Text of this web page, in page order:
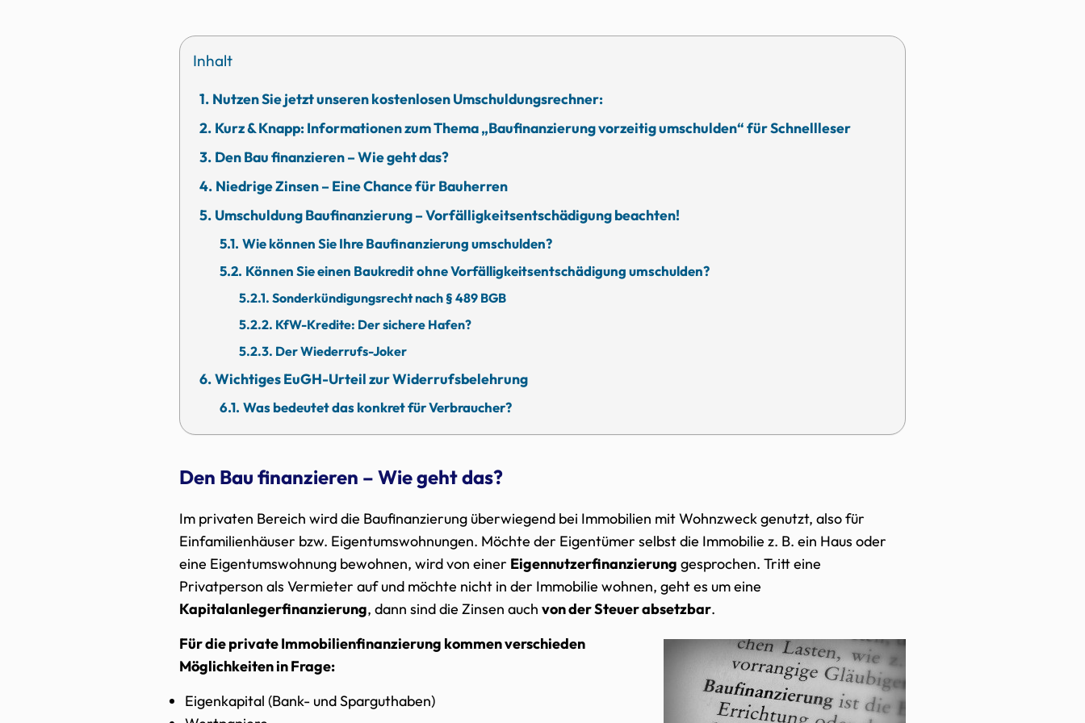
Inhalt
Nutzen Sie jetzt unseren kostenlosen Umschuldungsrechner:
Kurz & Knapp: Informationen zum Thema „Baufinanzierung vorzeitig umschulden“ für Schnellleser
Den Bau finanzieren – Wie geht das?
Niedrige Zinsen – Eine Chance für Bauherren
Umschuldung Baufinanzierung – Vorfälligkeitsentschädigung beachten!
Wie können Sie Ihre Baufinanzierung umschulden?
Können Sie einen Baukredit ohne Vorfälligkeitsentschädigung umschulden?
Sonderkündigungsrecht nach § 489 BGB
KfW-Kredite: Der sichere Hafen?
Der Wiederrufs-Joker
Wichtiges EuGH-Urteil zur Widerrufsbelehrung
Was bedeutet das konkret für Verbraucher?
Den Bau finanzieren – Wie geht das?
Im privaten Bereich wird die Baufinanzierung überwiegend bei Immobilien mit Wohnzweck genutzt, also für
Einfamilienhäuser bzw. Eigentumswohnungen. Möchte der Eigentümer selbst die Immobilie z. B. ein Haus oder
eine Eigentumswohnung bewohnen, wird von einer Eigennutzerfinanzierung gesprochen. Tritt eine
Privatperson als Vermieter auf und möchte nicht in der Immobilie wohnen, geht es um eine
Kapitalanlegerfinanzierung, dann sind die Zinsen auch von der Steuer absetzbar.
Für die private Immobilienfinanzierung kommen verschieden
Möglichkeiten in Frage:
Eigenkapital (Bank- und Sparguthaben)